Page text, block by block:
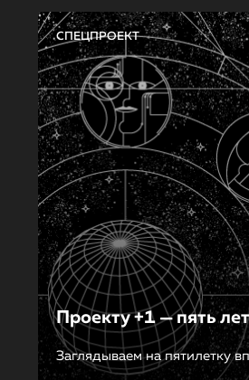
СПЕЦПРОЕКТ
Проекту +1 — пять лет
Заглядываем на пятилетку